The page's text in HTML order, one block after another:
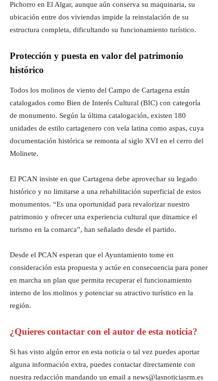
Pichorro en El Algar, aunque aún conserva su maquinaria, su
ubicación entre dos viviendas impide la reinstalación de su
estructura completa, dificultando su funcionamiento turístico.
Protección y puesta en valor del patrimonio
histórico
Todos los molinos de viento del Campo de Cartagena están
catalogados como Bien de Interés Cultural (BIC) con categoría
de monumento. Según la última catalogación, existen 180
unidades de estilo cartagenero con vela latina como aspas, cuya
documentación histórica se remonta al siglo XVI en el cerro del
Molinete.
El PCAN insiste en que Cartagena debe aprovechar su legado
histórico y no limitarse a una rehabilitación superficial de estos
monumentos. “Es una oportunidad para revalorizar nuestro
patrimonio y ofrecer una experiencia cultural que dinamice el
turismo en la comarca”, han señalado desde el partido.
Desde el PCAN esperan que el Ayuntamiento tome en
consideración esta propuesta y actúe en consecuencia para poner
en marcha un plan que permita recuperar el funcionamiento
interno de los molinos y potenciar su atractivo turístico en la
región.
¿Quieres contactar con el autor de esta noticia?
Si has visto algún error en esta noticia o tal vez puedes aportar
alguna información extra, puedes contactar directamente con
nuestra redacción mandando un email a news@lasnoticiasrm.es